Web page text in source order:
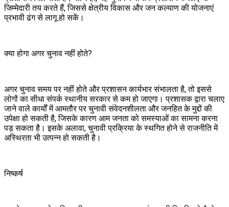
जिम्मेदारी तय करते हैं, जिससे क्षेत्रीय विकास और जन कल्याण की योजनाएं
प्रभावी ढंग से लागू हो सकें।
क्या होगा अगर चुनाव नहीं होते?
अगर चुनाव समय पर नहीं होते और प्रशासन कार्यभार संभालता है, तो इससे
लोगों का सीधा संपर्क स्थानीय सरकार से कम हो जाएगा। प्रशासक द्वारा चलाए
जाने वाले कार्यों में आमतौर पर चुनावी संवेदनशीलता और जनहित के मुद्दों की
उपेक्षा हो सकती है, जिसके कारण आम जनता को समस्याओं का सामना करना
पड़ सकता है। इसके अलावा, चुनावी प्रक्रिया के स्थगित होने से राजनीति में
अस्थिरता भी उत्पन्न हो सकती है।
निष्कर्ष